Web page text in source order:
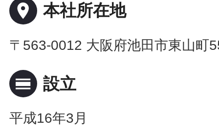
place 本社所在地
〒563-0012 大阪府池田市東山町
calendar_view_day 設立
平成16年3月